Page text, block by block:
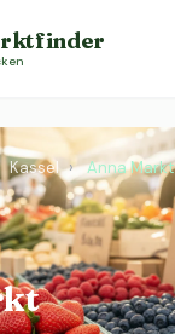
Kassel › Anna Markt